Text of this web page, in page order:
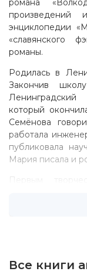
романа
произведений
энциклопедии
«славянского
романы.
Родилась в
Закончив
который
Семёнова
работала
публиковала
Мария писала и
Первым
кузнец».
однако это дало
Все книги